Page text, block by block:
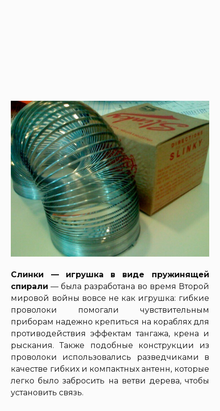
Слинки — игрушка в виде пружинящей
спирали — была разработана во время Второй
мировой войны вовсе не как игрушка: гибкие
проволоки помогали чувствительным
приборам надежно крепиться на кораблях для
противодействия эффектам тангажа, крена и
рыскания. Также подобные конструкции из
проволоки использовались разведчиками в
качестве гибких и компактных антенн, которые
легко было забросить на ветви дерева, чтобы
установить связь.